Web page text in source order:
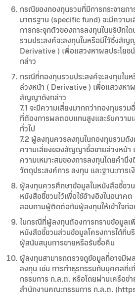
กรณีของกองทุนรวมที่มีการกระจายก
มาตรฐาน (specific fund) จะมีความเ
การกระจุกตัวของการลงทุนในบริษัท
รวมประสงค์จะลงทุนในหรือมีไว้ซึ่งสัญ
Derivative ) เพื่อแสวงหาผลประโย
กล่าว
กรณีที่กองทุนรวมประสงค์จะลงทุนใน
ล่วงหน้า ( Derivative ) เพื่อแสวงหา
สัญญาดังกล่าว
7.1 จะมีความเสี่ยงมากกว่ากองทุนรว
ที่ต้องการผลตอบแทนสูงและรับความ
ทั่วไป
7.2 ผู้ลงทุนควรลงทุนในกองทุนรวมดัง
ความเสี่ยงของสัญญาซื้อขายล่วงหน้
ความเหมาะสมของการลงทุนโดยคำนึ
วัตถุประสงค์การ ลงทุน และฐานะการ
ผู้ลงทุนควรศึกษาข้อมูลในหนังสือชี้ชวน
หนังสือชี้ชวนไว้เพื่อใช้อ้างอิงในอนาค
สอบถามผู้ติดต่อกับผู้ลงทุนให้เข้าใจก่
ในกรณีที่ผู้ลงทุนต้องการทราบข้อมูลเ
หนังสือชี้ชวนส่วนข้อมูลโครงการได้ที่
ผู้สนับสนุนการขายหรือรับซื้อคืน
ผู้ลงทุนสามารถตรวจดูข้อมูลที่อาจมีผ
ลงทุน เช่น การทำธุรกรรมกับบุคคลที่
กรรมการ ก.ล.ต. หรือโดยผ่านเครือข่
สำนักงานคณะกรรมการ ก.ล.ต.